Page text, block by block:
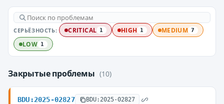
СЕРЬЁЗНОСТЬ: CRITICAL 1 HIGH 1 MEDIUM 7
LOW 1
Закрытые проблемы (10)
BDU:2025-02827 BDU:2025-02827